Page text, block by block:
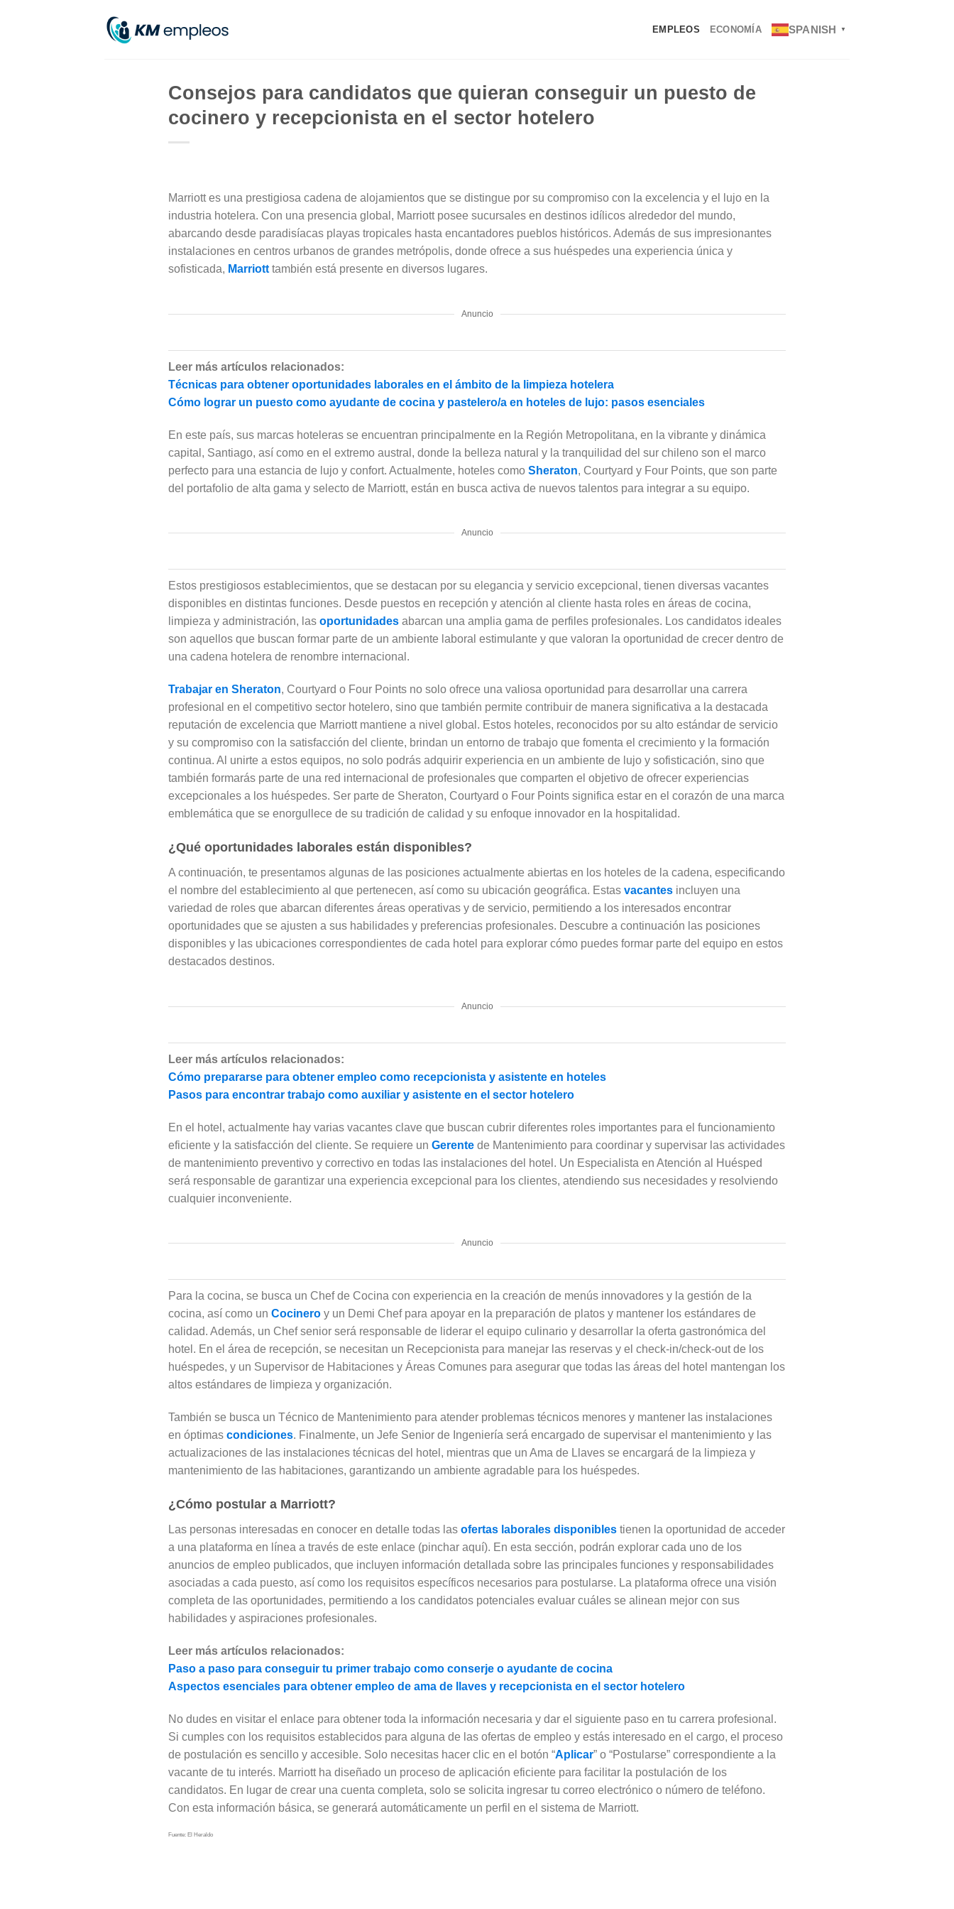
EMPLEOS ECONOMÍA SPANISH ▼
Consejos para candidatos que quieran conseguir un puesto de
cocinero y recepcionista en el sector hotelero
Marriott es una prestigiosa cadena de alojamientos que se distingue por su compromiso con la excelencia y el lujo en la
industria hotelera. Con una presencia global, Marriott posee sucursales en destinos idílicos alrededor del mundo,
abarcando desde paradisíacas playas tropicales hasta encantadores pueblos históricos. Además de sus impresionantes
instalaciones en centros urbanos de grandes metrópolis, donde ofrece a sus huéspedes una experiencia única y
sofisticada, Marriott también está presente en diversos lugares.
Anuncio
Leer más artículos relacionados:
Técnicas para obtener oportunidades laborales en el ámbito de la limpieza hotelera
Cómo lograr un puesto como ayudante de cocina y pastelero/a en hoteles de lujo: pasos esenciales
En este país, sus marcas hoteleras se encuentran principalmente en la Región Metropolitana, en la vibrante y dinámica
capital, Santiago, así como en el extremo austral, donde la belleza natural y la tranquilidad del sur chileno son el marco
perfecto para una estancia de lujo y confort. Actualmente, hoteles como Sheraton, Courtyard y Four Points, que son parte
del portafolio de alta gama y selecto de Marriott, están en busca activa de nuevos talentos para integrar a su equipo.
Anuncio
Estos prestigiosos establecimientos, que se destacan por su elegancia y servicio excepcional, tienen diversas vacantes
disponibles en distintas funciones. Desde puestos en recepción y atención al cliente hasta roles en áreas de cocina,
limpieza y administración, las oportunidades abarcan una amplia gama de perfiles profesionales. Los candidatos ideales
son aquellos que buscan formar parte de un ambiente laboral estimulante y que valoran la oportunidad de crecer dentro de
una cadena hotelera de renombre internacional.
Trabajar en Sheraton, Courtyard o Four Points no solo ofrece una valiosa oportunidad para desarrollar una carrera
profesional en el competitivo sector hotelero, sino que también permite contribuir de manera significativa a la destacada
reputación de excelencia que Marriott mantiene a nivel global. Estos hoteles, reconocidos por su alto estándar de servicio
y su compromiso con la satisfacción del cliente, brindan un entorno de trabajo que fomenta el crecimiento y la formación
continua. Al unirte a estos equipos, no solo podrás adquirir experiencia en un ambiente de lujo y sofisticación, sino que
también formarás parte de una red internacional de profesionales que comparten el objetivo de ofrecer experiencias
excepcionales a los huéspedes. Ser parte de Sheraton, Courtyard o Four Points significa estar en el corazón de una marca
emblemática que se enorgullece de su tradición de calidad y su enfoque innovador en la hospitalidad.
¿Qué oportunidades laborales están disponibles?
A continuación, te presentamos algunas de las posiciones actualmente abiertas en los hoteles de la cadena, especificando
el nombre del establecimiento al que pertenecen, así como su ubicación geográfica. Estas vacantes incluyen una
variedad de roles que abarcan diferentes áreas operativas y de servicio, permitiendo a los interesados encontrar
oportunidades que se ajusten a sus habilidades y preferencias profesionales. Descubre a continuación las posiciones
disponibles y las ubicaciones correspondientes de cada hotel para explorar cómo puedes formar parte del equipo en estos
destacados destinos.
Anuncio
Leer más artículos relacionados:
Cómo prepararse para obtener empleo como recepcionista y asistente en hoteles
Pasos para encontrar trabajo como auxiliar y asistente en el sector hotelero
En el hotel, actualmente hay varias vacantes clave que buscan cubrir diferentes roles importantes para el funcionamiento
eficiente y la satisfacción del cliente. Se requiere un Gerente de Mantenimiento para coordinar y supervisar las actividades
de mantenimiento preventivo y correctivo en todas las instalaciones del hotel. Un Especialista en Atención al Huésped
será responsable de garantizar una experiencia excepcional para los clientes, atendiendo sus necesidades y resolviendo
cualquier inconveniente.
Anuncio
Para la cocina, se busca un Chef de Cocina con experiencia en la creación de menús innovadores y la gestión de la
cocina, así como un Cocinero y un Demi Chef para apoyar en la preparación de platos y mantener los estándares de
calidad. Además, un Chef senior será responsable de liderar el equipo culinario y desarrollar la oferta gastronómica del
hotel. En el área de recepción, se necesitan un Recepcionista para manejar las reservas y el check-in/check-out de los
huéspedes, y un Supervisor de Habitaciones y Áreas Comunes para asegurar que todas las áreas del hotel mantengan los
altos estándares de limpieza y organización.
También se busca un Técnico de Mantenimiento para atender problemas técnicos menores y mantener las instalaciones
en óptimas condiciones. Finalmente, un Jefe Senior de Ingeniería será encargado de supervisar el mantenimiento y las
actualizaciones de las instalaciones técnicas del hotel, mientras que un Ama de Llaves se encargará de la limpieza y
mantenimiento de las habitaciones, garantizando un ambiente agradable para los huéspedes.
¿Cómo postular a Marriott?
Las personas interesadas en conocer en detalle todas las ofertas laborales disponibles tienen la oportunidad de acceder
a una plataforma en línea a través de este enlace (pinchar aquí). En esta sección, podrán explorar cada uno de los
anuncios de empleo publicados, que incluyen información detallada sobre las principales funciones y responsabilidades
asociadas a cada puesto, así como los requisitos específicos necesarios para postularse. La plataforma ofrece una visión
completa de las oportunidades, permitiendo a los candidatos potenciales evaluar cuáles se alinean mejor con sus
habilidades y aspiraciones profesionales.
Leer más artículos relacionados:
Paso a paso para conseguir tu primer trabajo como conserje o ayudante de cocina
Aspectos esenciales para obtener empleo de ama de llaves y recepcionista en el sector hotelero
No dudes en visitar el enlace para obtener toda la información necesaria y dar el siguiente paso en tu carrera profesional.
Si cumples con los requisitos establecidos para alguna de las ofertas de empleo y estás interesado en el cargo, el proceso
de postulación es sencillo y accesible. Solo necesitas hacer clic en el botón “Aplicar” o “Postularse” correspondiente a la
vacante de tu interés. Marriott ha diseñado un proceso de aplicación eficiente para facilitar la postulación de los
candidatos. En lugar de crear una cuenta completa, solo se solicita ingresar tu correo electrónico o número de teléfono.
Con esta información básica, se generará automáticamente un perfil en el sistema de Marriott.
Fuente: El Heraldo